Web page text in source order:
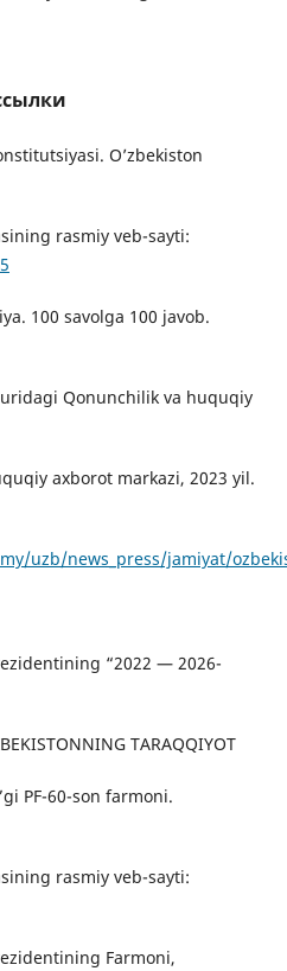
O’zbekiston
rasmiy veb-sayti:
100 savolga 100 javob.
Qonunchilik va huquqiy
axborot markazi, 2023 yil.
uzb/news_press/jamiyat/
“2022 — 2026-
TARAQQIYOT
PF-60-son farmoni.
rasmiy veb-sayti:
Farmoni,